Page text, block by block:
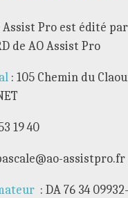
Assist Pro est édité
de AO Assist Pro
: 105 Chemin du
19 40
assistpro.fr
: DA 76 34